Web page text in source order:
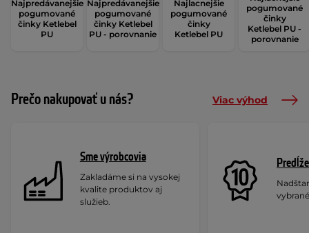
Najpredávanejšie
pogumované
činky Ketlebel
PU
Najpredávanejšie
pogumované
činky Ketlebel
PU - porovnanie
Najlacnejšie
pogumované
činky
Ketlebel PU
pogumované
činky
Ketlebel PU -
porovnanie
Prečo nakupovať u nás? Viac výhod
Sme výrobcovia
Zakladáme si na vysokej
kvalite produktov aj
služieb.